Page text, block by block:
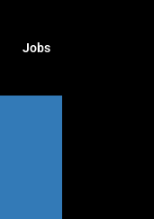
Jobs